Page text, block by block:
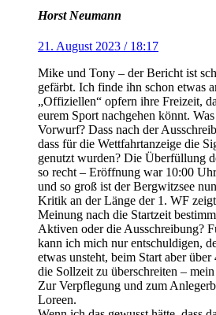
Horst Neumann
21. August 2023 / 18:17
Mike und Tony – der Bericht ist
gefärbt. Ich finde ihn schon etwas
„Offiziellen“ opfern ihre Freizeit,
eurem Sport nachgehen könnt.
Vorwurf? Dass nach der
dass für die Wettfahrtanzeige die
genutzt wurden? Die Überfüllung
so recht – Eröffnung war 10:00
und so groß ist der Bergwitzsee
Kritik an der Länge der 1. WF
Meinung nach die Startzeit
Aktiven oder die Ausschreibung?
kann ich mich nur entschuldigen,
etwas unsteht, beim Start aber
die Sollzeit zu überschreiten – mein
Zur Verpflegung und zum
Loreen.